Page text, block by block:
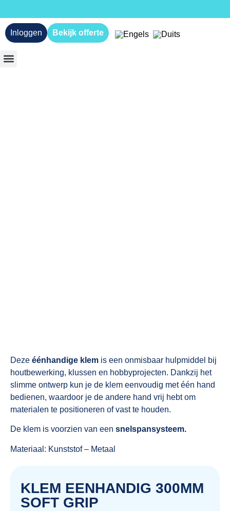
Inloggen Bekijk offerte
Deze éénhandige klem is een onmisbaar hulpmiddel bij
houtbewerking, klussen en hobbyprojecten. Dankzij het
slimme ontwerp kun je de klem eenvoudig met één hand
bedienen, waardoor je de andere hand vrij hebt om
materialen te positioneren of vast te houden.
De klem is voorzien van een snelspansysteem.
Materiaal: Kunststof – Metaal
KLEM EENHANDIG 300MM
SOFT GRIP